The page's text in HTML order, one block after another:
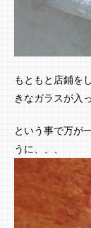
もともと店鋪を
きなガラスが入
という事で万が
うに、、、